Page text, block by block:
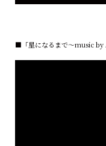
■「星になるまで～music